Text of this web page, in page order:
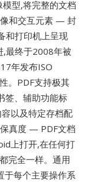
型,将完整的文档
和交互元素 — 封
和打印机上呈现
,最终于2008年被
年发布ISO
。PDF支持极其
签、辅助功能标
以及特定存档配
真度 — PDF文档
上打开,在任何打
完全一样。通用
于每个主要操作系